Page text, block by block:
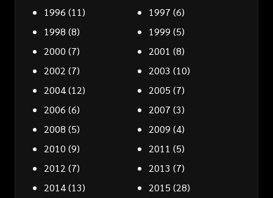
1996 (11) 1997 (6)
1998 (8) 1999 (5)
2000 (7) 2001 (8)
2002 (7) 2003 (10)
2004(12) 2005 (7)
2006 (6) 2007 (3)
2008 (5) 2009 (4)
2010 (9) 2011 (5)
2012 (7) 2013 (7)
2014(13) 2015 (28)